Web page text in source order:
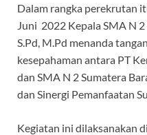
Dalam rangka perekrutan
Juni 2022 Kepala SMA N
S.Pd, M.Pd menanda
kesepahaman antara PT
dan SMA N 2 Sumatera
dan Sinergi Pemanfaatan
Kegiatan ini dilaksanakan